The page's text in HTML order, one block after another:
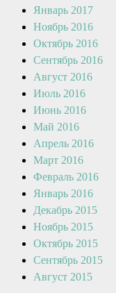
Январь 2017
Ноябрь 2016
Октябрь 2016
Сентябрь 2016
Август 2016
Июль 2016
Июнь 2016
Май 2016
Апрель 2016
Март 2016
Февраль 2016
Январь 2016
Декабрь 2015
Ноябрь 2015
Октябрь 2015
Сентябрь 2015
Август 2015